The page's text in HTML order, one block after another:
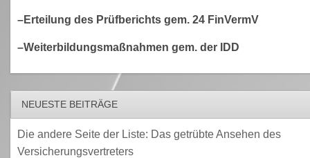
–Erteilung des Prüfberichts gem. 24 FinVermV
–Weiterbildungsmaßnahmen gem. der IDD
NEUESTE BEITRÄGE
Die andere Seite der Liste: Das getrübte Ansehen des
Versicherungsvertreters